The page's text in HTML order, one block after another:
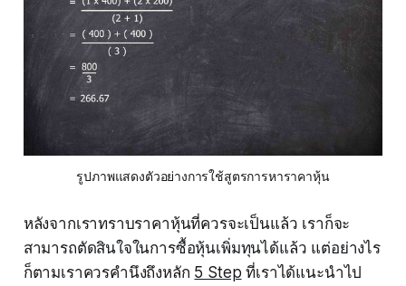
รูปภาพแสดงตัวอย่างการใช้สูตรการหาราคาหุ้น
หลังจากเราทราบราคาหุ้นที่ควรจะเป็นแล้ว เราก็จะ
สามารถตัดสินใจในการซื้อหุ้นเพิ่มทุนได้แล้ว แต่อย่างไร
ก็ตามเราควรคำนึงถึงหลัก 5 Step ที่เราได้แนะนำไป